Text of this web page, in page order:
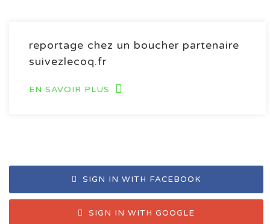
reportage chez un boucher partenaire
suivezlecoq.fr
EN SAVOIR PLUS
SIGN IN WITH FACEBOOK
SIGN IN WITH GOOGLE